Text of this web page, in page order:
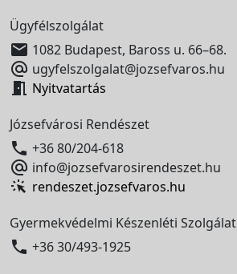
Ügyfélszolgálat
 1082 Budapest, Baross u. 66–68.
 ugyfelszolgalat@jozsefvaros.hu
 Nyitvatartás
Józsefvárosi Rendészet
 +36 80/204-618
 info@jozsefvarosirendeszet.hu
rendeszet.jozsefvaros.hu
Gyermekvédelmi Készenléti Szolgálat
 +36 30/493-1925